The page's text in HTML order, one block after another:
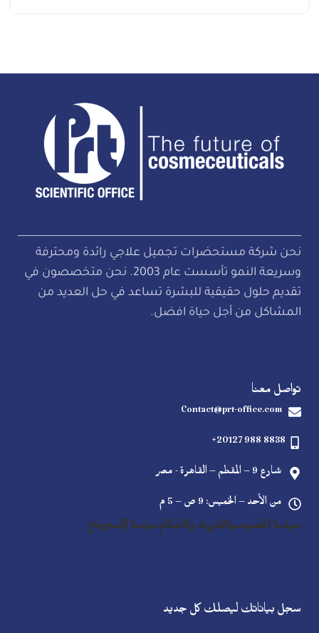
نحن شركة مستحضرات تجميل علاجي رائدة ومحترفة
وسريعة النمو تأسست عام 2003. نحن متخصصون في
تقديم حلول حقيقية للبشرة تساعد في حل العديد من
المشاكل من أجل حياة افضل.
تواصل معنا
Contact@prt-office.com
+20127 988 8838
شارع 9 – المقطم – القاهرة - مصر
من الأحد – الخميس: 9 ص – 5 م
سياسة الخصوصيةالشروط والاحكامسياسة الإسترجاع
سجل بياناتك ليصلك كل جديد